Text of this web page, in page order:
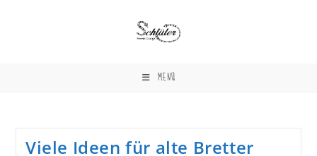
MENÜ
Viele Ideen für alte Bretter